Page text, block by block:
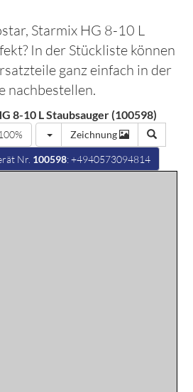
Starmix HG 8-10 L
In der Stückliste können
ganz einfach in der
nachbestellen.
8-10 L Staubsauger (100598)
100% Zeichnung
Nr. 100598: +4940573094814